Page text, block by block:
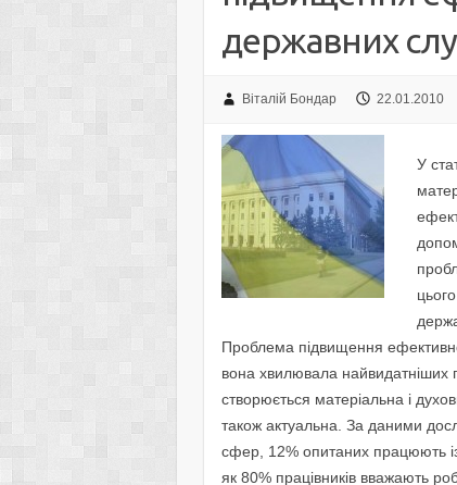
державних
Віталій Бондар 22.01.2010
У
Проблема підвищення
вона хвилювала найвидатніших
створюється матеріальна і
також актуальна. За даними
сфер, 12% опитаних працюють
як 80% працівників вважають